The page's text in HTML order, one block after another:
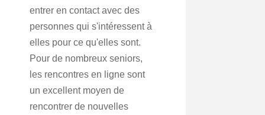
entrer en contact avec des
personnes qui s'intéressent à
elles pour ce qu'elles sont.
Pour de nombreux seniors,
les rencontres en ligne sont
un excellent moyen de
rencontrer de nouvelles